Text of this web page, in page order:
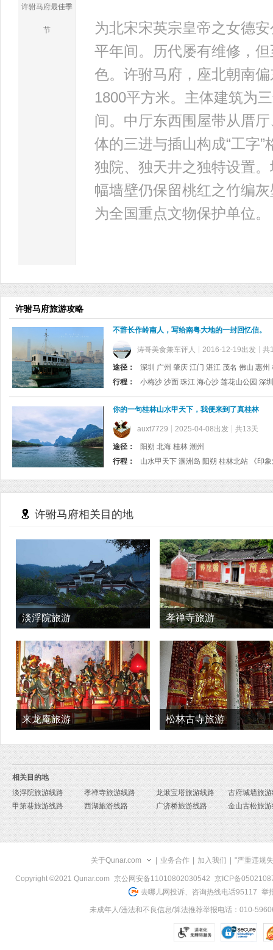
许驸马府最佳季
节
为北宋宋英宗皇帝之女德
平年间。历代屡有维修，
色。许驸马府，座北朝南
1800平方米。主体建筑为
间。中厅东西围屋带从厝
体的三进与插山构成“工字
独院、独天井之独特设置
幅墙壁仍保留桃红之竹编
为全国重点文物保护单位。
许驸马府旅游攻略
不辞长作岭南人，写给南粤大地的一封回忆信。
涛哥美食兼车评人 2016-12-19出发 共
途径：
深圳 广州 肇庆 江门 湛江 茂名 佛山 惠
行程：
你的一句桂林山水甲天下，我便来到了真桂林
auxt7729 2025-04-08出发 共13天
途径：
阳朔 北海 桂林 潮州
行程：
许驸马府相关目的地
淡浮院旅游 孝禅寺旅游
来龙庵旅游 松林古寺旅游
相关目的地
淡浮院旅游线路
孝禅寺旅游线路 龙湫宝塔旅游线路
古府城墙旅
甲第巷旅游线路
西湖旅游线路 广济桥旅游线路 金山古松旅
关于Qunar.com 业务合作 加入我们 "严重违规
Copyright ©2021 Qunar.com 京公网安备11010802030542
京ICP备
去哪儿网投诉、咨询热线电话95117 举
未成年人/违法和不良信息/算法推荐举报电话：010-